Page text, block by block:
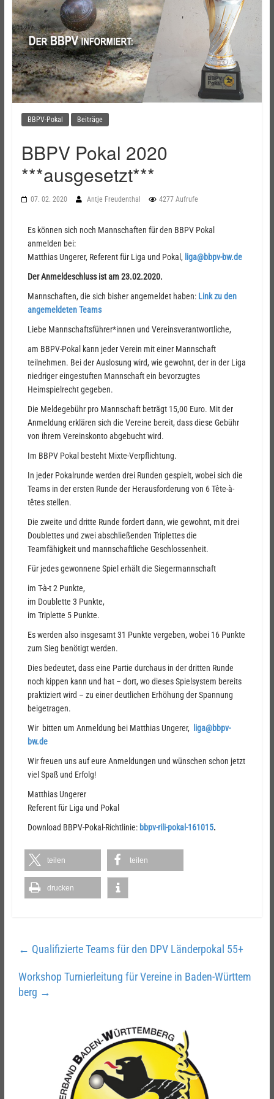
BBPV-Pokal Beiträge
BBPV Pokal 2020
***ausgesetzt***
07. 02. 2020 Antje Freudenthal 4277 Aufrufe
Es können sich noch Mannschaften für den BBPV Pokal
anmelden bei:
Matthias Ungerer, Referent für Liga und Pokal, liga@bbpv-bw.de
Der Anmeldeschluss ist am 23.02.2020.
Mannschaften, die sich bisher angemeldet haben: Link zu den
angemeldeten Teams
Liebe Mannschaftsführer*innen und Vereinsverantwortliche,
am BBPV-Pokal kann jeder Verein mit einer Mannschaft
teilnehmen. Bei der Auslosung wird, wie gewohnt, der in der Liga
niedriger eingestuften Mannschaft ein bevorzugtes
Heimspielrecht gegeben.
Die Meldegebühr pro Mannschaft beträgt 15,00 Euro. Mit der
Anmeldung erklären sich die Vereine bereit, dass diese Gebühr
von ihrem Vereinskonto abgebucht wird.
Im BBPV Pokal besteht Mixte-Verpflichtung.
In jeder Pokalrunde werden drei Runden gespielt, wobei sich die
Teams in der ersten Runde der Herausforderung von 6 Tête-à-
têtes stellen.
Die zweite und dritte Runde fordert dann, wie gewohnt, mit drei
Doublettes und zwei abschließenden Triplettes die
Teamfähigkeit und mannschaftliche Geschlossenheit.
Für jedes gewonnene Spiel erhält die Siegermannschaft
im T-à-t 2 Punkte,
im Doublette 3 Punkte,
im Triplette 5 Punkte.
Es werden also insgesamt 31 Punkte vergeben, wobei 16 Punkte
zum Sieg benötigt werden.
Dies bedeutet, dass eine Partie durchaus in der dritten Runde
noch kippen kann und hat – dort, wo dieses Spielsystem bereits
praktiziert wird – zu einer deutlichen Erhöhung der Spannung
beigetragen.
Wir bitten um Anmeldung bei Matthias Ungerer,
liga@bbpv-
bw.de
Wir freuen uns auf eure Anmeldungen und wünschen schon jetzt
viel Spaß und Erfolg!
Matthias Ungerer
Referent für Liga und Pokal
Download BBPV-Pokal-Richtlinie: bbpv-rili-pokal-161015.
teilen teilen
drucken
← Qualifizierte Teams für den DPV Länderpokal 55+
Workshop Turnierleitung für Vereine in Baden-Württem
berg →